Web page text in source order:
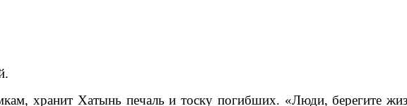
хранит Хатынь печаль и тоску погибших. «Люди, берегите